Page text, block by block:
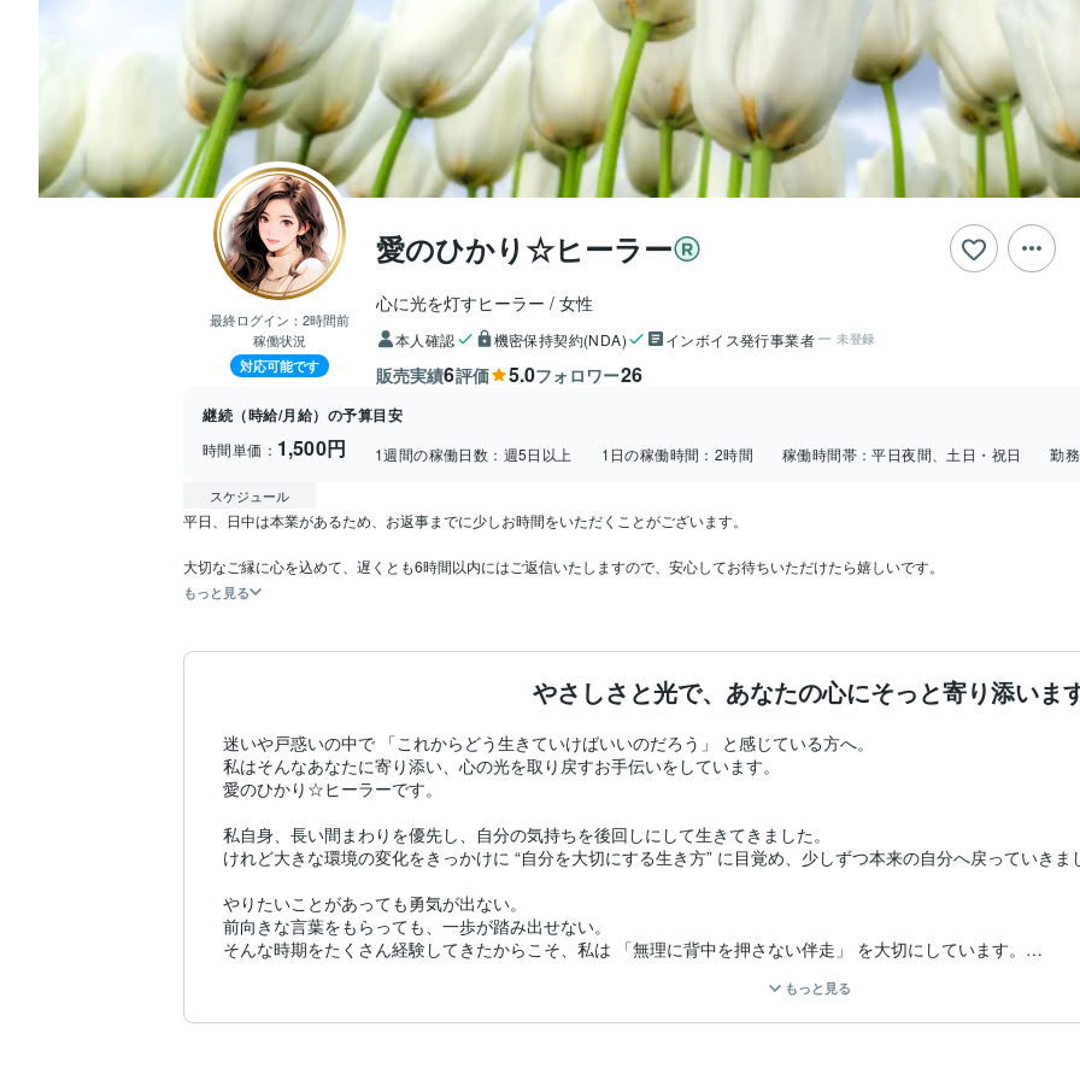
最終ログイン： 2時間前
稼働状況
対応可能です
愛のひかり☆ヒーラー
心に光を灯すヒーラー 女性
本人確認 機密保持契約(NDA) インボイス発行事業者 未登録
販売実績6評価 5.0フォロワー26
継続（時給/月給）の予算目安
時間単価： 1,500円 1週間の稼働日数： 週5日以上 1日の稼働時間： 2時間 稼働時間帯：平日夜間、土日・祝日 勤
スケジュール
平日、日中は本業があるため、お返事までに少しお時間をいただくことがございます。
大切なご縁に心を込めて、遅くとも6時間以内にはご返信いたしますので、安心してお待ちいただけたら嬉しいです。
もっと見る
やさしさと光で、あなたの心にそっと寄り添いま
迷いや戸惑いの中で 「これからどう生きていけばいいのだろう」 と感じている方へ。
私はそんなあなたに寄り添い、心の光を取り戻すお手伝いをしています。
愛のひかり☆ヒーラーです。
私自身、長い間まわりを優先し、自分の気持ちを後回しにして生きてきました。
けれど大きな環境の変化をきっかけに “自分を大切にする生き方” に目覚め、少しずつ本来の自分へ戻っていきま
やりたいことがあっても勇気が出ない。
前向きな言葉をもらっても、一歩が踏み出せない。
そんな時期をたくさん経験してきたからこそ、私は 「無理に背中を押さない伴走」 を大切にしています。
レイキと出会ってからは光と繋がり、瞑想中に高次の存在やハイヤーセルフから自然とメッセージを受け取るよ
そこで気づいたのは、
もっと見る